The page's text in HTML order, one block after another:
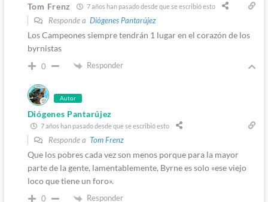
Tom Frenz 7 años han pasado desde que se escribió esto
Responde a Diógenes Pantarújez
Los Campeones siempre tendrán 1 lugar en el corazón de los
byrnistas
0 Responder
Autor
Diógenes Pantarújez
7 años han pasado desde que se escribió esto
Responde a Tom Frenz
Que los pobres cada vez son menos porque para la mayor
parte de la gente, lamentablemente, Byrne es solo «ese viejo
loco que tiene un foro».
0 Responder